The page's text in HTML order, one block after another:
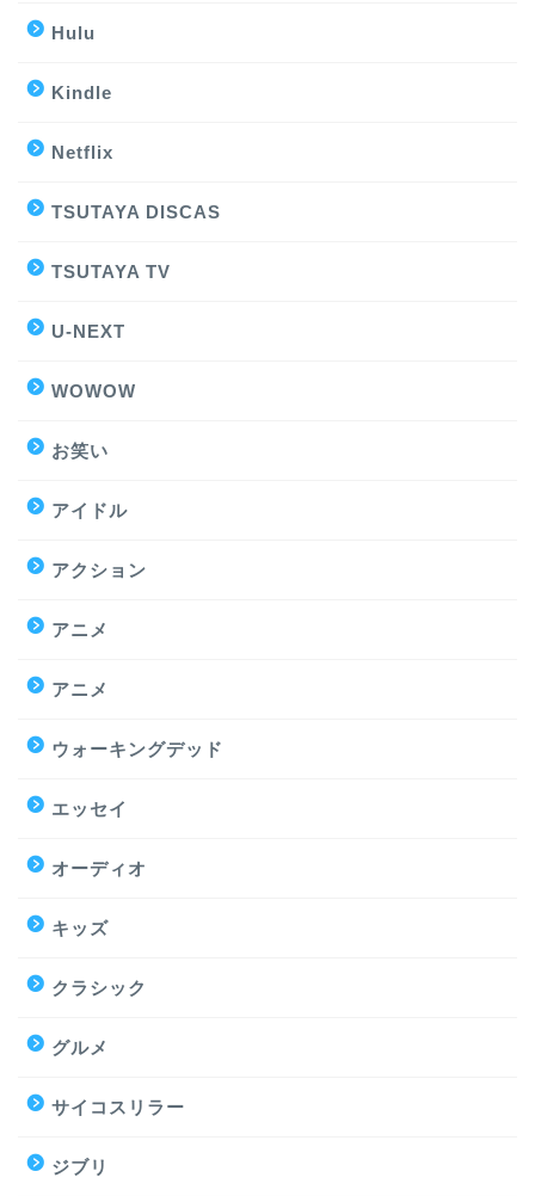
Hulu
Kindle
Netflix
TSUTAYA DISCAS
TSUTAYA TV
U-NEXT
WOWOW
お笑い
アイドル
アクション
アニメ
アニメ
ウォーキングデッド
エッセイ
オーディオ
キッズ
クラシック
グルメ
サイコスリラー
ジブリ